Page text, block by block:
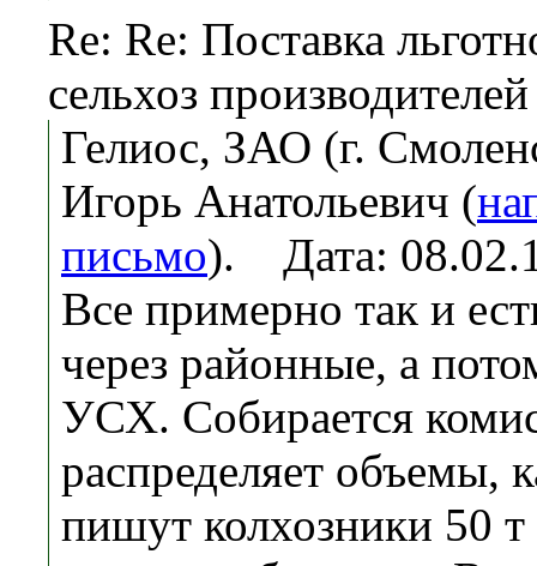
Re: Re: Поставка
сельхоз производителей
Гелиос, ЗАО (г.
Игорь Анатольевич (
письмо). Дата:
Все примерно так и
через районные, а
УСХ. Собирается
распределяет объемы,
пишут колхозники 50 т